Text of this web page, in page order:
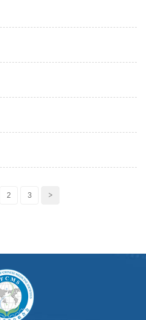
2 3 >